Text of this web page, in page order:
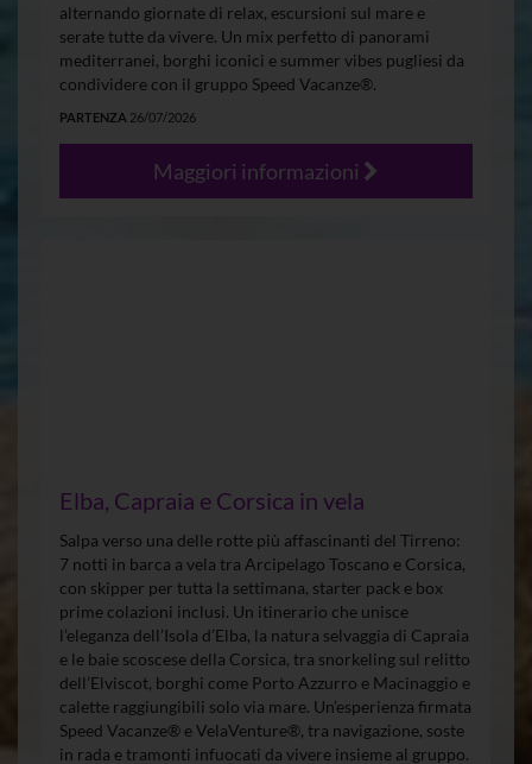
alternando giornate di relax, escursioni sul mare e
serate tutte da vivere. Un mix perfetto di panorami
mediterranei, borghi iconici e summer vibes pugliesi da
condividere con il gruppo Speed Vacanze®.
PARTENZA 26/07/2026
Maggiori informazioni
Elba, Capraia e Corsica in vela
Salpa verso una delle rotte più affascinanti del Tirreno:
7 notti in barca a vela tra Arcipelago Toscano e Corsica,
con skipper per tutta la settimana, starter pack e box
prime colazioni inclusi. Un itinerario che unisce
l’eleganza dell’Isola d’Elba, la natura selvaggia di Capraia
e le baie scoscese della Corsica, tra snorkeling sul relitto
dell’Elviscot, borghi come Porto Azzurro e Macinaggio e
calette raggiungibili solo via mare. Un’esperienza firmata
Speed Vacanze® e VelaVenture®, tra navigazione, soste
in rada e tramonti infuocati da vivere insieme al gruppo.